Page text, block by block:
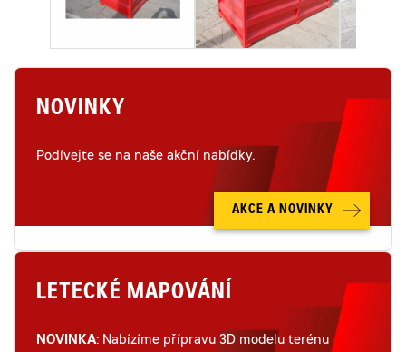
NOVINKY
Podívejte se na naše akční nabídky.
AKCE A NOVINKY
LETECKÉ MAPOVÁNÍ
NOVINKA: Nabízíme přípravu 3D modelu terénu